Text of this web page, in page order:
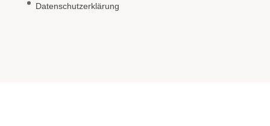
Datenschutzerklärung